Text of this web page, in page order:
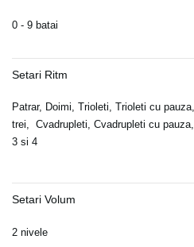
0 - 9 batai
Setari Ritm
Patrar, Doimi, Trioleti, Trioleti cu
trei, Cvadrupleti, Cvadrupleti cu
3 si 4
Setari Volum
2 nivele